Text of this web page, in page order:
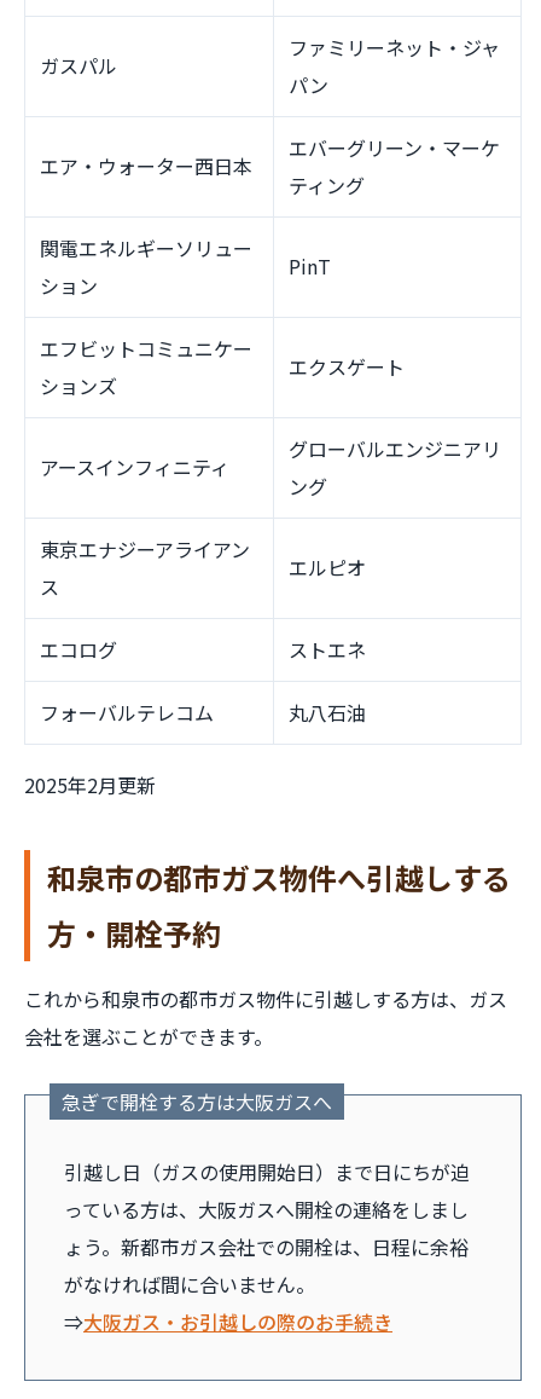
ガスパル
ファミリーネット・ジャ
パン
エア・ウォーター西日本
エバーグリーン・マーケ
ティング
関電エネルギーソリュー
ション
PinT
エフビットコミュニケー
ションズ
エクスゲート
アースインフィニティ
グローバルエンジニアリ
ング
東京エナジーアライアン
ス
エルピオ
エコログ ストエネ
フォーバルテレコム 丸八石油
2025年2月更新
和泉市の都市ガス物件へ引越しする
方・開栓予約
これから和泉市の都市ガス物件に引越しする方は、ガス
会社を選ぶことができます。
急ぎで開栓する方は大阪ガスへ
引越し日（ガスの使用開始日）まで日にちが迫
っている方は、大阪ガスへ開栓の連絡をしまし
ょう。新都市ガス会社での開栓は、日程に余裕
がなければ間に合いません。
⇒大阪ガス・お引越しの際のお手続き